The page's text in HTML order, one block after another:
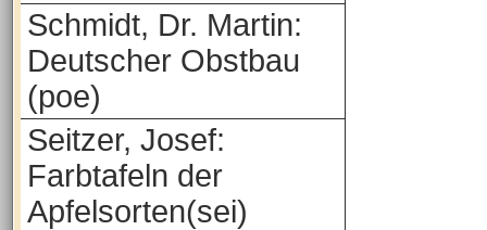
Schmidt, Dr. Martin:
Deutscher Obstbau
(poe)
Seitzer, Josef:
Farbtafeln der
Apfelsorten(sei)